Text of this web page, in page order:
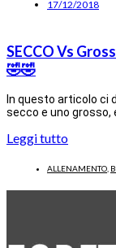
17/12/2018
SECCO Vs
🤣🤣
In questo articolo ci
secco e uno grosso,
Leggi tutto
ALLENAMENTO